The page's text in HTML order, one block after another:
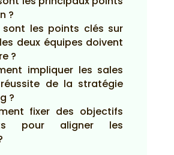
?
sont les points clés sur
deux équipes doivent
?
impliquer les sales
de la stratégie
?
fixer des objectifs
pour aligner les